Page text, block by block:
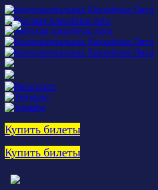
Купить билеты
Купить билеты